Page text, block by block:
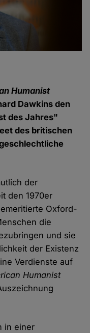
Humanist
Dawkins den
des Jahres"
des britischen
der
den 1970er
Oxford-
die
und sie
der Existenz
Verdienste auf
Humanist
in einer